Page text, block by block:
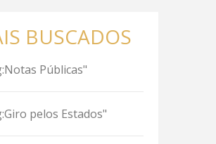
BUSCADOS
Públicas"
pelos Estados"